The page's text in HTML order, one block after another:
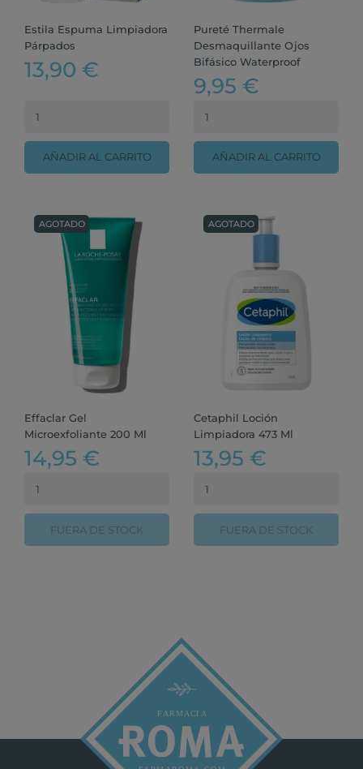
Estila Espuma Limpiadora
Párpados
13,90 €
AÑADIR AL CARRITO
Pureté Thermale
Desmaquillante Ojos
Bifásico Waterproof
9,95 €
AÑADIR AL CARRITO
Effaclar Gel
Microexfoliante 200 Ml
14,95 €
FUERA DE STOCK
AGOTADO
Cetaphil Loción
Limpiadora 473 Ml
13,95 €
FUERA DE STOCK
AGOTADO